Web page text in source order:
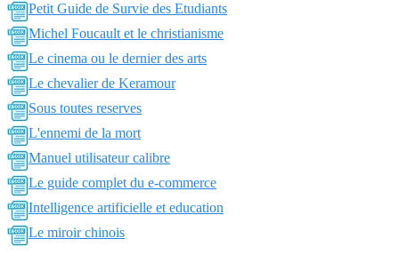
Petit Guide de Survie des Etudiants
Michel Foucault et le christianisme
Le cinema ou le dernier des arts
Le chevalier de Keramour
Sous toutes reserves
L'ennemi de la mort
Manuel utilisateur calibre
Le guide complet du e-commerce
Intelligence artificielle et education
Le miroir chinois